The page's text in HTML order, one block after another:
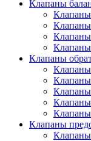
Клапаны
Клапаны
Клапаны
Клапаны
Клапаны
Клапаны
Клапаны